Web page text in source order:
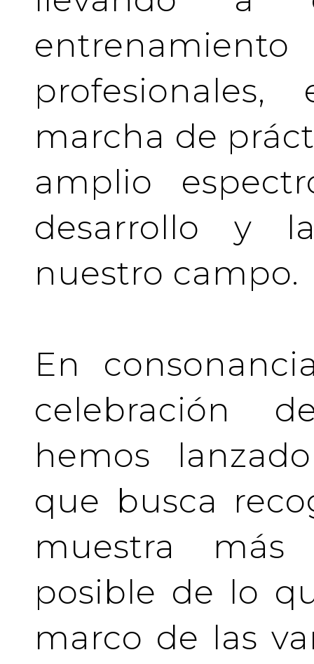
marcha de
amplio
desarrollo y
nuestro campo.
En
celebración
hemos
que busca
muestra
posible de lo
marco de las